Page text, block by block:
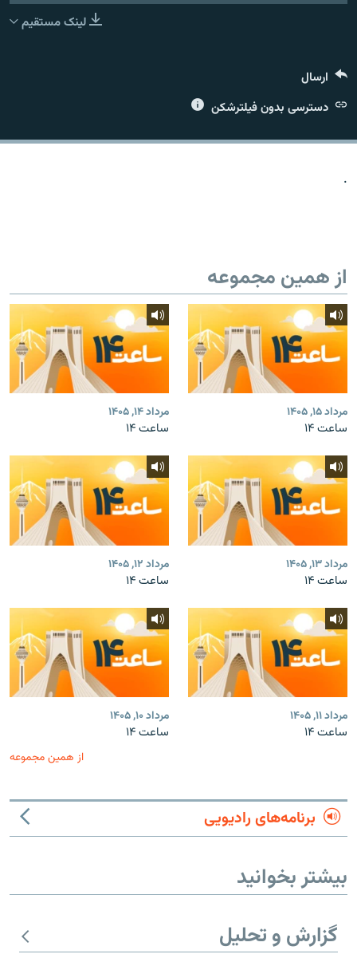
لینک مستقیم
ارسال
دسترسی بدون فیلترشکن
.
از همین مجموعه
مرداد ۱۵, ۱۴۰۵
ساعت ۱۴
مرداد ۱۴, ۱۴۰۵
ساعت ۱۴
مرداد ۱۳, ۱۴۰۵
ساعت ۱۴
مرداد ۱۲, ۱۴۰۵
ساعت ۱۴
مرداد ۱۱, ۱۴۰۵
ساعت ۱۴
مرداد ۱۰, ۱۴۰۵
ساعت ۱۴
از همین مجموعه
برنامه‌های رادیویی
بیشتر بخوانید
گزارش و تحلیل